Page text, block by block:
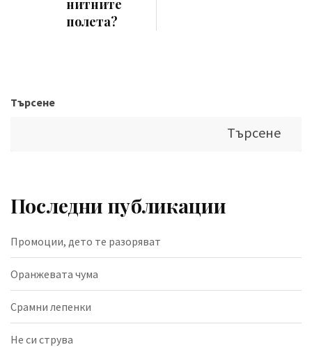
нитните
полета?
Търсене
Търсене
Последни публикации
Промоции, дето те разоряват
Оранжевата чума
Срамни лепенки
Не си струва